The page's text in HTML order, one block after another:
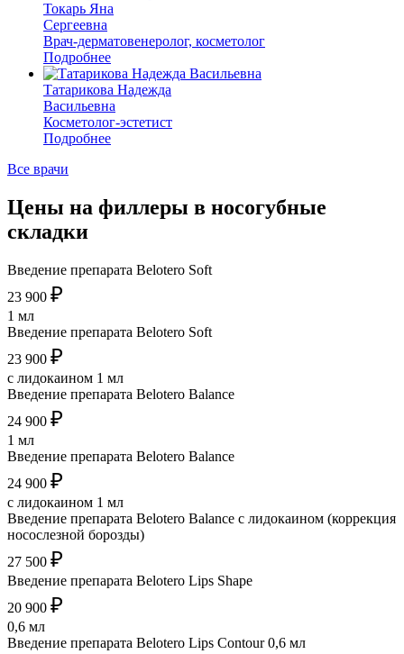
Токарь Яна
Сергеевна
Врач-дерматовенеролог, косметолог
Подробнее
Татарикова Надежда
Васильевна
Косметолог-эстетист
Подробнее
Все врачи
Цены на филлеры в носогубные
складки
Введение препарата Belotero Soft
23 900 ₽
1 мл
Введение препарата Belotero Soft
23 900 ₽
с лидокаином 1 мл
Введение препарата Belotero Balance
24 900 ₽
1 мл
Введение препарата Belotero Balance
24 900 ₽
с лидокаином 1 мл
Введение препарата Belotero Balance с лидокаином (коррекция
носослезной борозды)
27 500 ₽
Введение препарата Belotero Lips Shape
20 900 ₽
0,6 мл
Введение препарата Belotero Lips Contour 0,6 мл